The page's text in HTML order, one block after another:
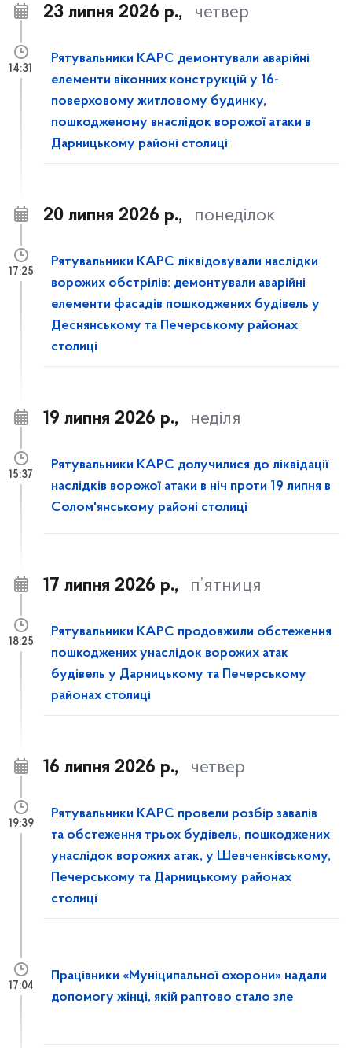
23 липня 2026 р., четвер
Рятувальники КАРС демонтували аварійні
елементи віконних конструкцій у 16-
поверховому житловому будинку,
пошкодженому внаслідок ворожої атаки в
Дарницькому районі столиці
14:31
20 липня 2026 р., понеділок
Рятувальники КАРС ліквідовували наслідки
ворожих обстрілів: демонтували аварійні
елементи фасадів пошкоджених будівель у
Деснянському та Печерському районах
столиці
17:25
19 липня 2026 р., неділя
Рятувальники КАРС долучилися до ліквідації
наслідків ворожої атаки в ніч проти 19 липня в
Солом'янському районі столиці
15:37
17 липня 2026 р., п’ятниця
Рятувальники КАРС продовжили обстеження
пошкоджених унаслідок ворожих атак
будівель у Дарницькому та Печерському
районах столиці
18:25
16 липня 2026 р., четвер
Рятувальники КАРС провели розбір завалів
та обстеження трьох будівель, пошкоджених
унаслідок ворожих атак, у Шевченківському,
Печерському та Дарницькому районах
столиці
19:39
Працівники «Муніципальної охорони» надали
допомогу жінці, якій раптово стало зле
17:04